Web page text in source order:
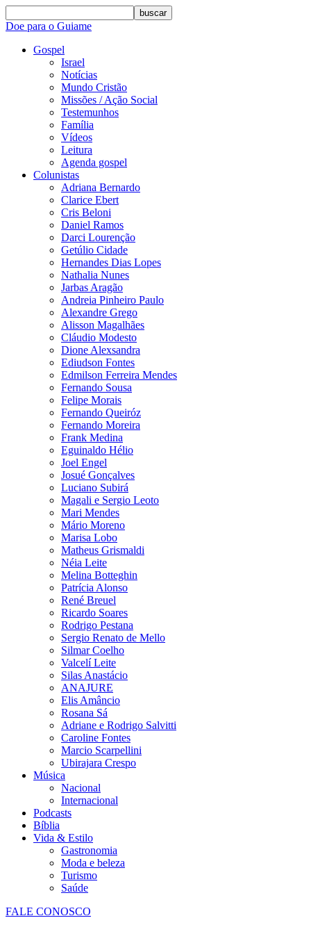
buscar
Doe para o Guiame
Gospel
Israel
Notícias
Mundo Cristão
Missões / Ação Social
Testemunhos
Família
Vídeos
Leitura
Agenda gospel
Colunistas
Adriana Bernardo
Clarice Ebert
Cris Beloni
Daniel Ramos
Darci Lourenção
Getúlio Cidade
Hernandes Dias Lopes
Nathalia Nunes
Jarbas Aragão
Andreia Pinheiro Paulo
Alexandre Grego
Alisson Magalhães
Cláudio Modesto
Dione Alexsandra
Ediudson Fontes
Edmilson Ferreira Mendes
Fernando Sousa
Felipe Morais
Fernando Queiróz
Fernando Moreira
Frank Medina
Eguinaldo Hélio
Joel Engel
Josué Gonçalves
Luciano Subirá
Magali e Sergio Leoto
Mari Mendes
Mário Moreno
Marisa Lobo
Matheus Grismaldi
Néia Leite
Melina Botteghin
Patrícia Alonso
René Breuel
Ricardo Soares
Rodrigo Pestana
Sergio Renato de Mello
Silmar Coelho
Valcelí Leite
Silas Anastácio
ANAJURE
Elis Amâncio
Rosana Sá
Adriane e Rodrigo Salvitti
Caroline Fontes
Marcio Scarpellini
Ubirajara Crespo
Música
Nacional
Internacional
Podcasts
Bíblia
Vida & Estilo
Gastronomia
Moda e beleza
Turismo
Saúde
FALE CONOSCO